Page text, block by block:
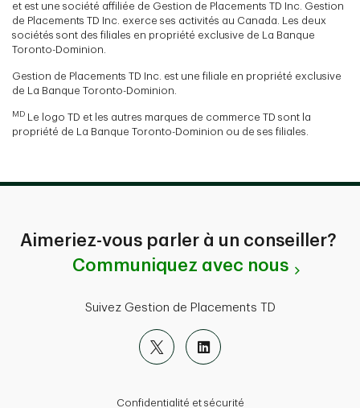
et est une société affiliée de Gestion de Placements TD Inc. Gestion
de Placements TD Inc. exerce ses activités au Canada. Les deux
sociétés sont des filiales en propriété exclusive de La Banque
Toronto-Dominion.
Gestion de Placements TD Inc. est une filiale en propriété exclusive
de La Banque Toronto-Dominion.
MD
Le logo TD et les autres marques de commerce TD sont la
propriété de La Banque Toronto-Dominion ou de ses filiales.
Aimeriez-vous parler à un conseiller?
Communiquez avec nous
Suivez Gestion de Placements TD
Confidentialité et sécurité